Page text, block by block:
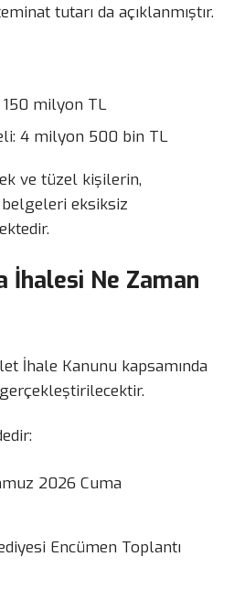
tutarı da açıklanmıştır.
milyon TL
4 milyon 500 bin TL
ve tüzel kişilerin,
eksiksiz
İhalesi Ne Zaman
İhale Kanunu kapsamında
2026 Cuma
Encümen Toplantı